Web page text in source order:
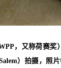
，又称荷赛奖
）拍摄，照